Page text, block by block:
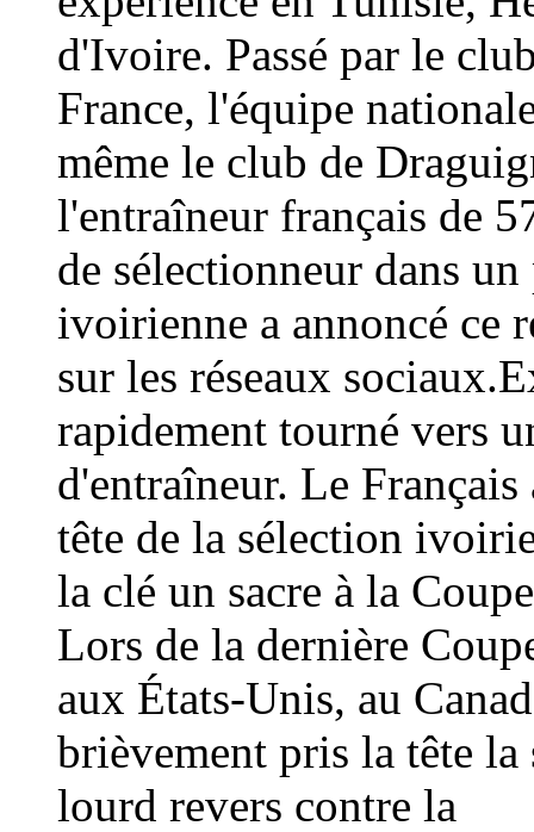
d'Ivoire. Passé par le
France, l'équipe
même le club de
l'entraîneur français de
de sélectionneur dans
ivoirienne a annoncé ce
sur les réseaux
rapidement tourné vers
d'entraîneur. Le
tête de la sélection
la clé un sacre à la
Lors de la dernière
aux États-Unis, au
brièvement pris la tête
lourd revers contre la